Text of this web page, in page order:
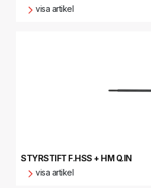
visa artikel
STYRSTIFT F.HSS + HM Q.IN
visa artikel